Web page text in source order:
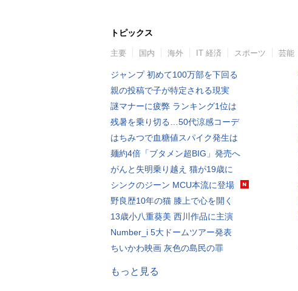
トピックス
主要 国内 海外 IT 経済 スポーツ 芸能
ジャンプ 初めて100万部を下回る
親の投稿で子が特定される現実
謎マナーに疲弊 ランキング1位は
残暑を乗り切る…50代涼感コーデ
はちみつで血糖値スパイク発生は
麺約4倍「ブタメン超BIG」発売へ
がんと失明乗り越え 猫が19歳に
シンクのジーン MCU本流に登場
野良歴10年の猫 膝上で心を開く
13歳小八重葵美 西川作品に主演
Number_i 5大ドームツアー発表
ちいかわ映画 灰色の島民の罪
もっと見る